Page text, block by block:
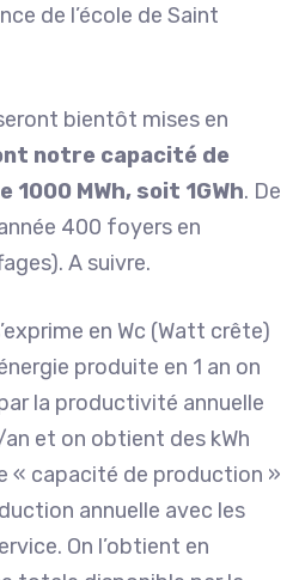
de l’école de Saint
bientôt mises en
notre capacité de
MWh, soit 1GWh. De
400 foyers en
A suivre.
en Wc (Watt crête)
produite en 1 an on
la productivité annuelle
et on obtient des kWh
« capacité de production »
annuelle avec les
On l’obtient en